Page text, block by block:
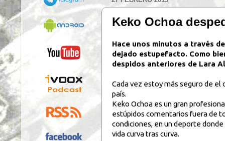
Keko Ochoa
Hace unos minutos a través
dejado estupefacto. Como
despidos anteriores de Lara
Cada vez estoy más seguro de
país.
Keko Ochoa es un gran
estúpidos comentarios fuera de
condiciones, en un deporte
vida curva tras curva.